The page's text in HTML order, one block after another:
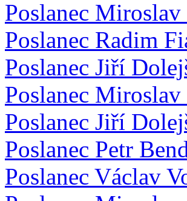
Poslanec
Poslanec Radim
Poslanec Jiří
Poslanec
Poslanec Jiří
Poslanec Petr
Poslanec Václav